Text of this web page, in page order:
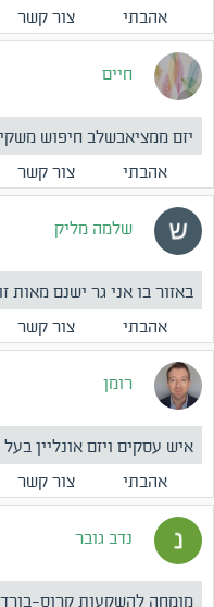
אהבתי
צור קשר
חיים
יזם ממציאבשלב חיפוש
אהבתי
צור קשר
שלמה מליק
באזור בו אני גר ישנם מאות
עם...אהבתי צור קשר
רומן
איש עסקים ויזם אונליין
אהבתי
צור קשר
נדב גובר
מומחה להשקעות קרוס-